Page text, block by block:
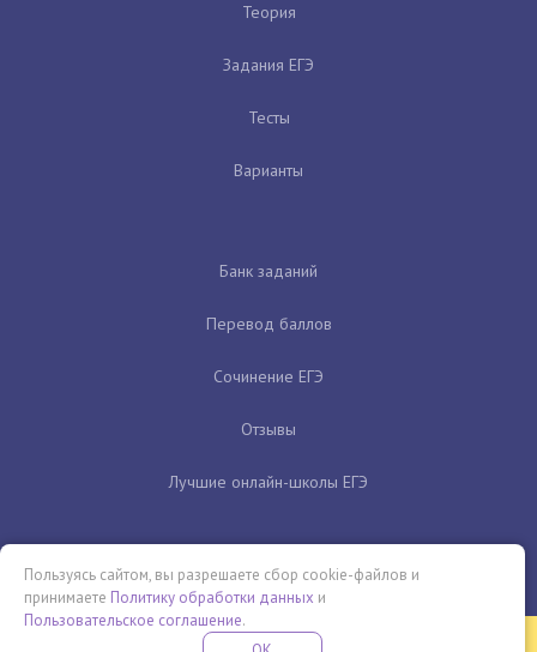
Теория
Задания ЕГЭ
Тесты
Варианты
Банк заданий
Перевод баллов
Сочинение ЕГЭ
Отзывы
Лучшие онлайн-школы ЕГЭ
Бесплатная летняя школа
Пользуясь сайтом, вы разрешаете сбор cookie-файлов и
принимаете Политику обработки данных и
Пользовательское соглашение.